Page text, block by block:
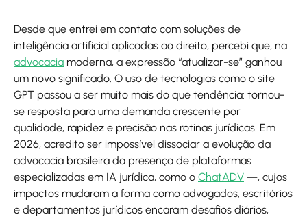
Desde que entrei em contato com soluções de
inteligência artificial aplicadas ao direito, percebi que, na
advocacia moderna, a expressão “atualizar-se” ganhou
um novo significado. O uso de tecnologias como o site
GPT passou a ser muito mais do que tendência: tornou-
se resposta para uma demanda crescente por
qualidade, rapidez e precisão nas rotinas jurídicas. Em
2026, acredito ser impossível dissociar a evolução da
advocacia brasileira da presença de plataformas
especializadas em IA jurídica, como o ChatADV —, cujos
impactos mudaram a forma como advogados, escritórios
e departamentos jurídicos encaram desafios diários,